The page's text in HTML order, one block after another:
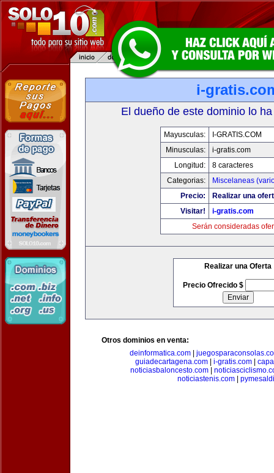
i-
El dueño de este dominio lo
Mayusculas:
I-GRATIS.COM
Minusculas:
i-gratis.com
Longitud:
8 caracteres
Categorias:
Miscelaneas
Precio:
Realizar una
Visitar!
i-gratis.com
Serán consideradas
Realizar una Oferta
Precio Ofrecido $
Otros dominios en venta:
deinformatica.com
guiadecartagena.com| i-gratis.com|
noticiasbaloncesto.com
noticiastenis.com